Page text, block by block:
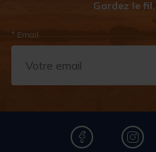
Gardez le
* Email